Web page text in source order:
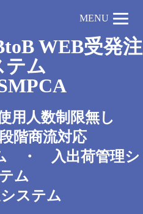
WEB受発注
テム
用人数制限無し
階商流対応
・ 入出荷管理シ
ム
ステム
MENU